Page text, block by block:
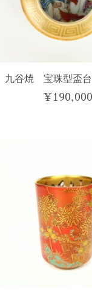
九谷焼 宝珠型盃
¥190,000